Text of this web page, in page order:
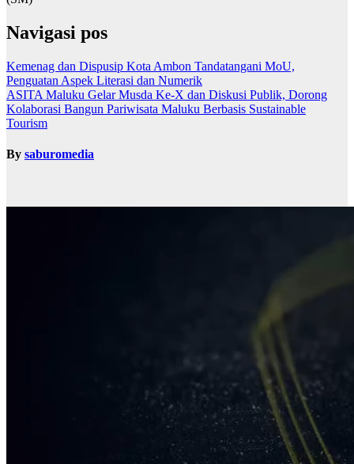
Navigasi pos
Kemenag dan Dispusip Kota Ambon Tandatangani MoU,
Penguatan Aspek Literasi dan Numerik
ASITA Maluku Gelar Musda Ke-X dan Diskusi Publik, Dorong
Kolaborasi Bangun Pariwisata Maluku Berbasis Sustainable
Tourism
By saburomedia